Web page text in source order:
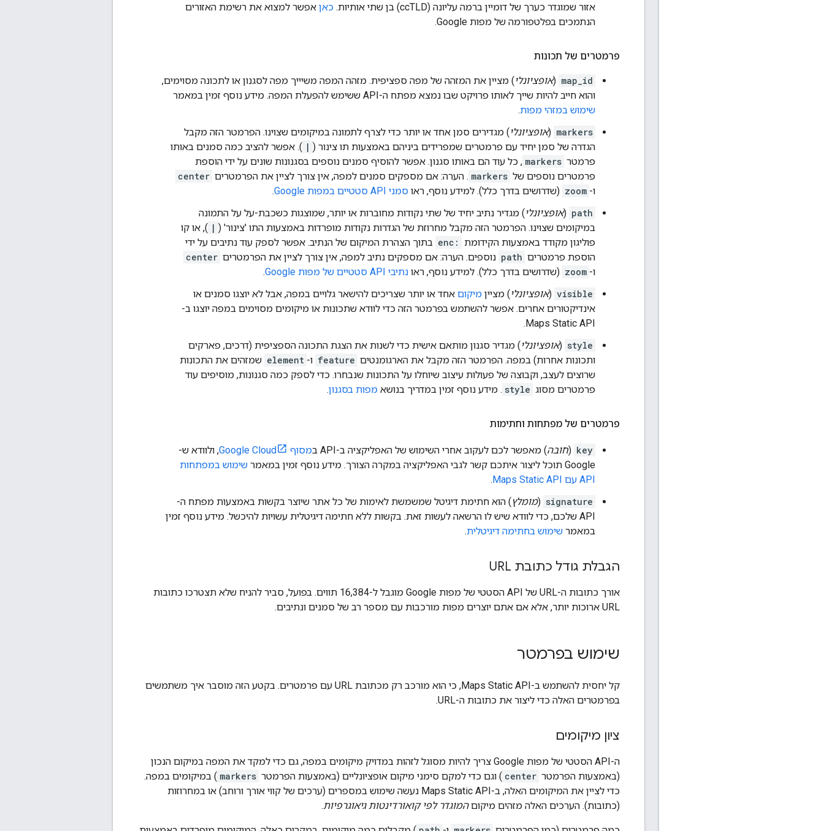
אזור שמוגדר כערך של דומיין ברמה עליונה (ccTLD) בן שתי אותיות.
כאן אפשר למצוא את רשימת האזורים
הנתמכים בפלטפורמה של מפות Google.
פרמטרים של תכונות
map_id
(אופציונלי) מציין את המזהה של מפה ספציפית. מזהה המפה משיייך מפה לסגנון או לתכונה מסוימים,
והוא חייב להיות שייך לאותו פרויקט שבו נמצא מפתח ה-API ששימש להפעלת המפה. מידע נוסף זמין במאמר
שימוש במזהי מפות.
markers
(אופציונלי) מגדירים סמן אחד או יותר כדי לצרף לתמונה במיקומים שצוינו. הפרמטר הזה מקבל
הגדרה של סמן יחיד עם פרמטרים שמפרידים ביניהם באמצעות תו צינור ( | ). אפשר להציב כמה סמנים באותו
פרמטר markers , כל עוד הם באותו סגנון. אפשר להוסיף סמנים נוספים בסגנונות שונים על ידי הוספת
פרמטרים נוספים של markers . הערה: אם מספקים סמנים למפה, אין צורך לציין את הפרמטרים center
ו- zoom (שדרושים בדרך כלל). למידע נוסף, ראו סמני API סטטיים במפות Google
.
path
(אופציונלי) מגדיר נתיב יחיד של שתי נקודות מחוברות או יותר, שמוצגות כשכבת-על על התמונה
במיקומים שצוינו. הפרמטר הזה מקבל מחרוזת של הגדרות נקודות מופרדות באמצעות התו 'צינור' ( | ), או קו
פוליגון מקודד באמצעות הקידומת
enc: בתוך הצהרת המיקום של הנתיב. אפשר לספק עוד נתיבים על ידי
הוספת פרמטרים path נוספים. הערה: אם מספקים נתיב למפה, אין צורך לציין את הפרמטרים center
ו- zoom (שדרושים בדרך כלל). למידע נוסף, ראו נתיבי API סטטיים של מפות Google
.
visible
(אופציונלי) מציין מיקום אחד או יותר שצריכים להישאר גלויים במפה, אבל לא יוצגו סמנים או
אינדיקטורים אחרים. אפשר להשתמש בפרמטר הזה כדי לוודא שתכונות או מיקומים מסוימים במפה יוצגו ב-
Maps Static API.
style
(אופציונלי) מגדיר סגנון מותאם אישית כדי לשנות את הצגת התכונה הספציפית (דרכים, פארקים
ותכונות אחרות) במפה. הפרמטר הזה מקבל את הארגומנטים feature ו- element שמזהים את התכונות
שרוצים לעצב, וקבוצה של פעולות עיצוב שיוחלו על התכונות שנבחרו. כדי לספק כמה סגנונות, מוסיפים עוד
פרמטרים מסוג style . מידע נוסף זמין במדריך בנושא מפות בסגנון.
פרמטרים של מפתחות וחתימות
key
(חובה) מאפשר לכם לעקוב אחרי השימוש של האפליקציה ב-API ב מסוף Google Cloud
, ולוודא ש-
Google תוכל ליצור איתכם קשר לגבי האפליקציה במקרה הצורך. מידע נוסף זמין במאמר
שימוש במפתחות
API עם Maps Static API
.
signature
(מומלץ) הוא חתימת דיגיטל שמשמשת לאימות של כל אתר שיוצר בקשות באמצעות מפתח ה-
API שלכם, כדי לוודא שיש לו הרשאה לעשות זאת. בקשות ללא חתימה דיגיטלית עשויות להיכשל. מידע נוסף זמין
במאמר שימוש בחתימה דיגיטלית.
הגבלת גודל כתובת URL
אורך כתובות ה-URL של API הסטטי של מפות Google מוגבל ל-16,384 תווים. בפועל, סביר להניח שלא תצטרכו כתובות
URL ארוכות יותר, אלא אם אתם יוצרים מפות מורכבות עם מספר רב של סמנים ונתיבים.
שימוש בפרמטר
קל יחסית להשתמש ב-Maps Static API, כי הוא מורכב רק מכתובת URL עם פרמטרים. בקטע הזה מוסבר איך משתמשים
בפרמטרים האלה כדי ליצור את כתובות ה-URL.
ציון מיקומים
ה-API הסטטי של מפות Google צריך להיות מסוגל לזהות במדויק מיקומים במפה, גם כדי למקד את המפה במיקום הנכון
(באמצעות הפרמטר center ) וגם כדי למקם סימני מיקום אופציונליים (באמצעות הפרמטר markers ) במיקומים במפה.
כדי לציין את המיקומים האלה, ב-Maps Static API נעשה שימוש במספרים (ערכים של קווי אורך ורוחב) או במחרוזות
(כתובות). הערכים האלה מזהים מיקוםהמוגדר לפי קואורדינטות גיאוגרפיות.